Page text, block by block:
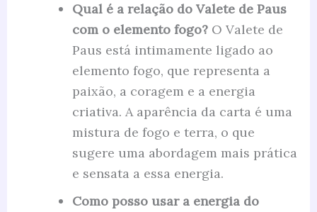
Qual é a relação do Valete de Paus
com o elemento fogo?O Valete de
Paus está intimamente ligado ao
elemento fogo, que representa a
paixão, a coragem e a energia
criativa. A aparência da carta é uma
mistura de fogo e terra, o que
sugere uma abordagem mais prática
e sensata a essa energia.
Como posso usar a energia do